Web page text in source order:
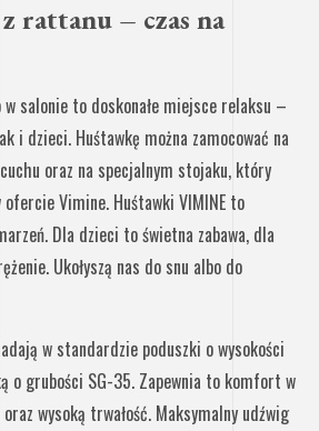
rattanu – czas na
salonie to doskonałe miejsce relaksu –
i dzieci. Huśtawkę można zamocować na
oraz na specjalnym stojaku, który
Vimine. Huśtawki VIMINE to
Dla dzieci to świetna zabawa, dla
Ukołyszą nas do snu albo do
w standardzie poduszki o wysokości
o grubości SG-35. Zapewnia to komfort w
wysoką trwałość. Maksymalny udźwig